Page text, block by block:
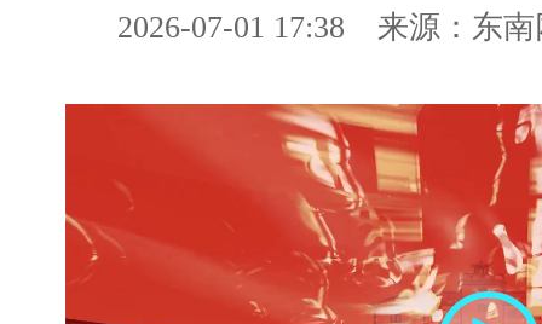
2026-07-01 17:38 来源：东南